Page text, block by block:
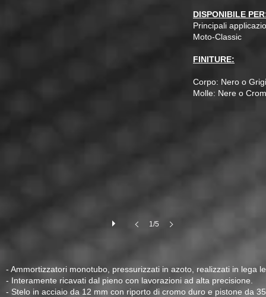
1/5
DISPONIBILE
Principali
Moto-Classic
FINITURE:
Corpo: Nero o
Molle: Nere o
- Ammortizzatori monotubo, pressurizzati in azoto, realizzati in lega
- Interamente ricavati dal pieno con lavorazioni ad alta precisione.
- Stelo in acciaio da 12 mm con riporto di cromo duro e pistone da